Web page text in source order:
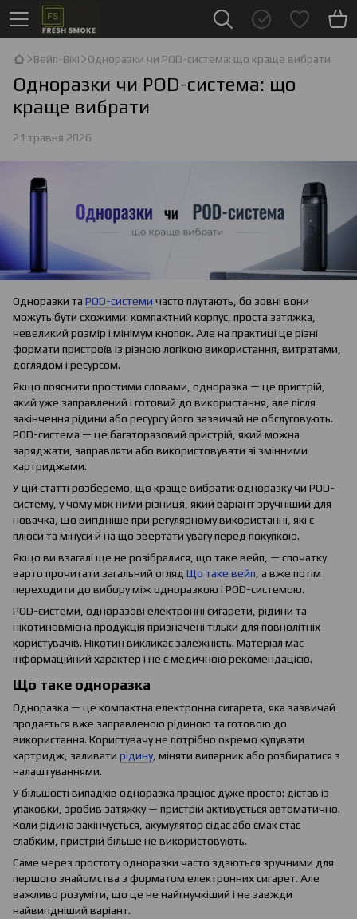
Вейп-Вікі Одноразки чи POD-система: що краще вибрати
Одноразки чи POD-система: що
краще вибрати
21 травня 2026
Одноразки та POD-системи часто плутають, бо зовні вони
можуть бути схожими: компактний корпус, проста затяжка,
невеликий розмір і мінімум кнопок. Але на практиці це різні
формати пристроїв із різною логікою використання, витратами,
доглядом і ресурсом.
Якщо пояснити простими словами, одноразка — це пристрій,
який уже заправлений і готовий до використання, але після
закінчення рідини або ресурсу його зазвичай не обслуговують.
POD-система — це багаторазовий пристрій, який можна
заряджати, заправляти або використовувати зі змінними
картриджами.
У цій статті розберемо, що краще вибрати: одноразку чи POD-
систему, у чому між ними різниця, який варіант зручніший для
новачка, що вигідніше при регулярному використанні, які є
плюси та мінуси й на що звертати увагу перед покупкою.
Якщо ви взагалі ще не розібралися, що таке вейп, — спочатку
варто прочитати загальний огляд Що таке вейп, а вже потім
переходити до вибору між одноразкою і POD-системою.
POD-системи, одноразові електронні сигарети, рідини та
нікотиновмісна продукція призначені тільки для повнолітніх
користувачів. Нікотин викликає залежність. Матеріал має
інформаційний характер і не є медичною рекомендацією.
Що таке одноразка
Одноразка — це компактна електронна сигарета, яка зазвичай
продається вже заправленою рідиною та готовою до
використання. Користувачу не потрібно окремо купувати
картридж, заливати рідину, міняти випарник або розбиратися з
налаштуваннями.
У більшості випадків одноразка працює дуже просто: дістав із
упаковки, зробив затяжку — пристрій активується автоматично.
Коли рідина закінчується, акумулятор сідає або смак стає
слабким, пристрій більше не використовують.
Саме через простоту одноразки часто здаються зручними для
першого знайомства з форматом електронних сигарет. Але
важливо розуміти, що це не найгнучкіший і не завжди
найвигідніший варіант.